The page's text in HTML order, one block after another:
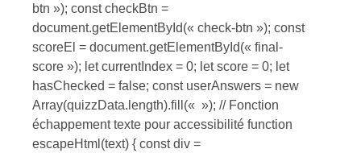
btn »); const checkBtn =
document.getElementById(« check-btn »); const
scoreEl = document.getElementById(« final-
score »); let currentIndex = 0; let score = 0; let
hasChecked = false; const userAnswers = new
Array(quizzData.length).fill(« »); // Fonction
échappement texte pour accessibilité function
escapeHtml(text) { const div =